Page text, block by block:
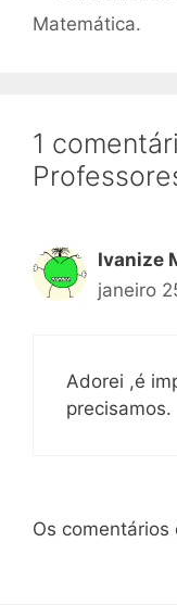
Matemática.
1
Ivanize
janeiro
Adorei ,é
precisamos.
Os